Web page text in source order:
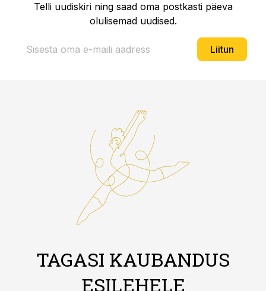
Telli uudiskiri ning saad oma postkasti päeva
olulisemad uudised.
Liitun
TAGASI KAUBANDUS
ESILEHELE